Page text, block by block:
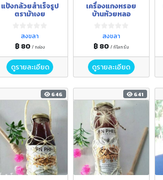
แป้งกล้วยสำเร็จรูป
ตราม้าเงย
สงขลา
฿ 80 / กล่อง
ดูรายละเอียด
เครื่องแกงหรอย
บ้านห้วยหลอ
สงขลา
฿ 80 / กิโลกรัม
ดูรายละเอียด
646 641